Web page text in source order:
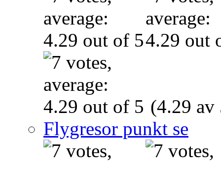
(4.29 av
Flygresor punkt se